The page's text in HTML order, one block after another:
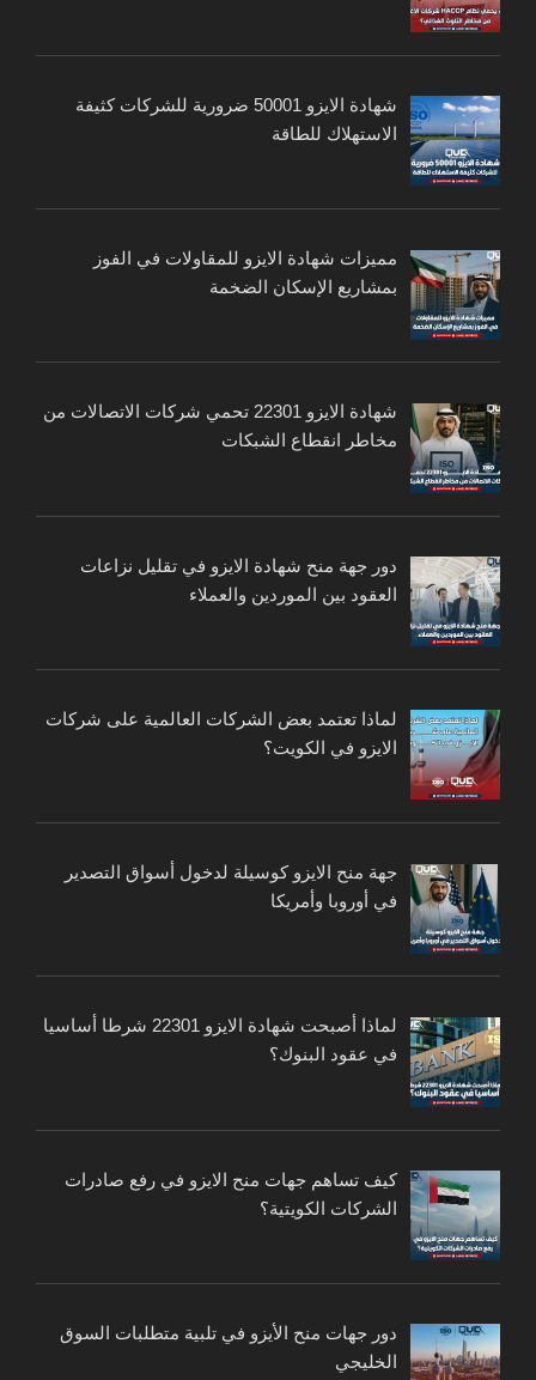
شهادة الايزو 50001 ضرورية للشركات كثيفة
الاستهلاك للطاقة
مميزات شهادة الايزو للمقاولات في الفوز
بمشاريع الإسكان الضخمة
شهادة الايزو 22301 تحمي شركات الاتصالات من
مخاطر انقطاع الشبكات
دور جهة منح شهادة الايزو في تقليل نزاعات
العقود بين الموردين والعملاء
لماذا تعتمد بعض الشركات العالمية على شركات
الايزو في الكويت؟
جهة منح الايزو كوسيلة لدخول أسواق التصدير
في أوروبا وأمريكا
لماذا أصبحت شهادة الايزو 22301 شرطا أساسيا
في عقود البنوك؟
كيف تساهم جهات منح الايزو في رفع صادرات
الشركات الكويتية؟
دور جهات منح الأيزو في تلبية متطلبات السوق
الخليجي